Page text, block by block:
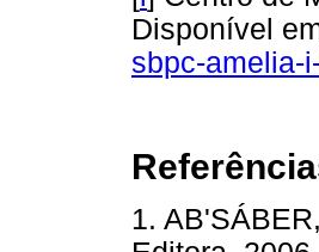
Disponível
sbpc-amelia-
1.